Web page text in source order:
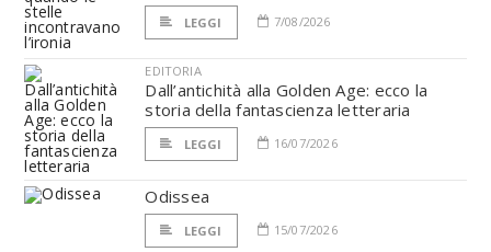
LEGGI 7/08/2026
EDITORIA
Dall’antichità alla Golden Age: ecco la
storia della fantascienza letteraria
LEGGI 16/07/2026
Odissea
LEGGI 15/07/2026